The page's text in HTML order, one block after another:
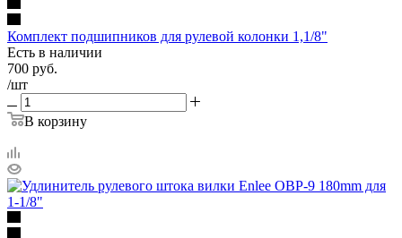
Комплект подшипников для рулевой колонки 1,1/8"
Есть в наличии
700 руб.
/шт
В корзину